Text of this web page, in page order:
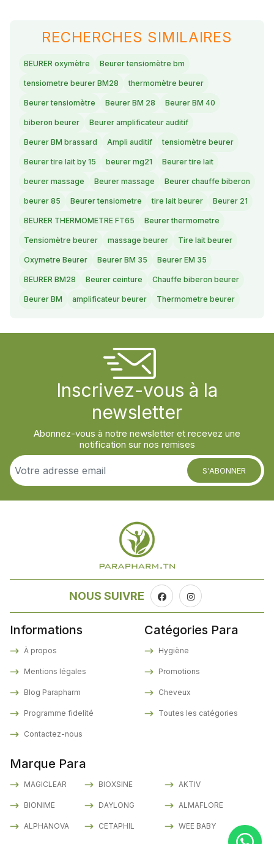
RECHERCHES SIMILAIRES
BEURER oxymètre Beurer tensiomètre bm
tensiometre beurer BM28 thermomètre beurer
Beurer tensiomètre Beurer BM 28 Beurer BM 40
biberon beurer Beurer amplificateur auditif
Beurer BM brassard Ampli auditif tensiomètre beurer
Beurer tire lait by 15 beurer mg21 Beurer tire lait
beurer massage Beurer massage Beurer chauffe biberon
beurer 85 Beurer tensiometre tire lait beurer Beurer 21
BEURER THERMOMETRE FT65 Beurer thermometre
Tensiomètre beurer massage beurer Tire lait beurer
Oxymetre Beurer Beurer BM 35 Beurer EM 35
BEURER BM28 Beurer ceinture Chauffe biberon beurer
Beurer BM amplificateur beurer Thermometre beurer
Inscrivez-vous à la
newsletter
Abonnez-vous à notre newsletter et recevez une
notification sur nos remises
S'ABONNER
NOUS SUIVRE
Informations
À propos
Mentions légales
Blog Parapharm
Programme fidelité
Contactez-nous
Marque Para
MAGICLEAR
BIONIME
ALPHANOVA
BIOXSINE
DAYLONG
CETAPHIL
AKTIV
ALMAFLORE
WEE BABY
Catégories Para
Hygiène
Promotions
Cheveux
Toutes les catégories